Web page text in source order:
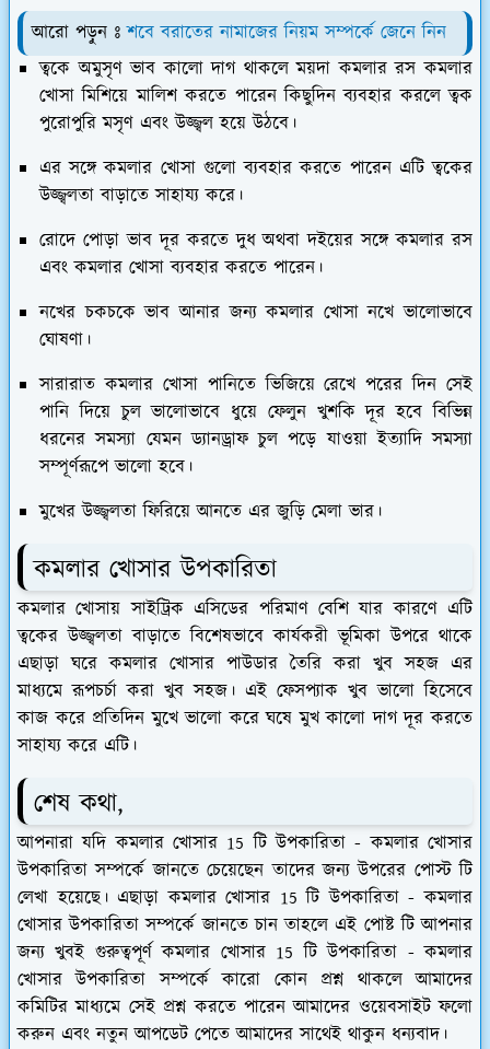
আরো পড়ুন ঃশবে বরাতের নামাজের নিয়ম সম্পর্কে জেনে নিন
ত্বকে অমুসৃণ ভাব কালো দাগ থাকলে ময়দা কমলার রস কমলার
খোসা মিশিয়ে মালিশ করতে পারেন কিছুদিন ব্যবহার করলে ত্বক
পুরোপুরি মসৃণ এবং উজ্জ্বল হয়ে উঠবে।
এর সঙ্গে কমলার খোসা গুলো ব্যবহার করতে পারেন এটি ত্বকের
উজ্জ্বলতা বাড়াতে সাহায্য করে।
রোদে পোড়া ভাব দূর করতে দুধ অথবা দইয়ের সঙ্গে কমলার রস
এবং কমলার খোসা ব্যবহার করতে পারেন।
নখের চকচকে ভাব আনার জন্য কমলার খোসা নখে ভালোভাবে
ঘোষণা।
সারারাত কমলার খোসা পানিতে ভিজিয়ে রেখে পরের দিন সেই
পানি দিয়ে চুল ভালোভাবে ধুয়ে ফেলুন খুশকি দূর হবে বিভিন্ন
ধরনের সমস্যা যেমন ড্যানড্রাফ চুল পড়ে যাওয়া ইত্যাদি সমস্যা
সম্পূর্ণরূপে ভালো হবে।
মুখের উজ্জ্বলতা ফিরিয়ে আনতে এর জুড়ি মেলা ভার।
কমলার খোসার উপকারিতা
কমলার খোসায় সাইট্রিক এসিডের পরিমাণ বেশি যার কারণে এটি
ত্বকের উজ্জ্বলতা বাড়াতে বিশেষভাবে কার্যকরী ভূমিকা উপরে থাকে
এছাড়া ঘরে কমলার খোসার পাউডার তৈরি করা খুব সহজ এর
মাধ্যমে রূপচর্চা করা খুব সহজ। এই ফেসপ্যাক খুব ভালো হিসেবে
কাজ করে প্রতিদিন মুখে ভালো করে ঘষে মুখ কালো দাগ দূর করতে
সাহায্য করে এটি।
শেষ কথা,
আপনারা যদি কমলার খোসার 15 টি উপকারিতা - কমলার খোসার
উপকারিতা সম্পর্কে জানতে চেয়েছেন তাদের জন্য উপরের পোস্ট টি
লেখা হয়েছে। এছাড়া কমলার খোসার 15 টি উপকারিতা - কমলার
খোসার উপকারিতা সম্পর্কে জানতে চান তাহলে এই পোষ্ট টি আপনার
জন্য খুবই গুরুত্বপূর্ণ কমলার খোসার 15 টি উপকারিতা - কমলার
খোসার উপকারিতা সম্পর্কে কারো কোন প্রশ্ন থাকলে আমাদের
কমিটির মাধ্যমে সেই প্রশ্ন করতে পারেন আমাদের ওয়েবসাইট ফলো
করুন এবং নতুন আপডেট পেতে আমাদের সাথেই থাকুন ধন্যবাদ।